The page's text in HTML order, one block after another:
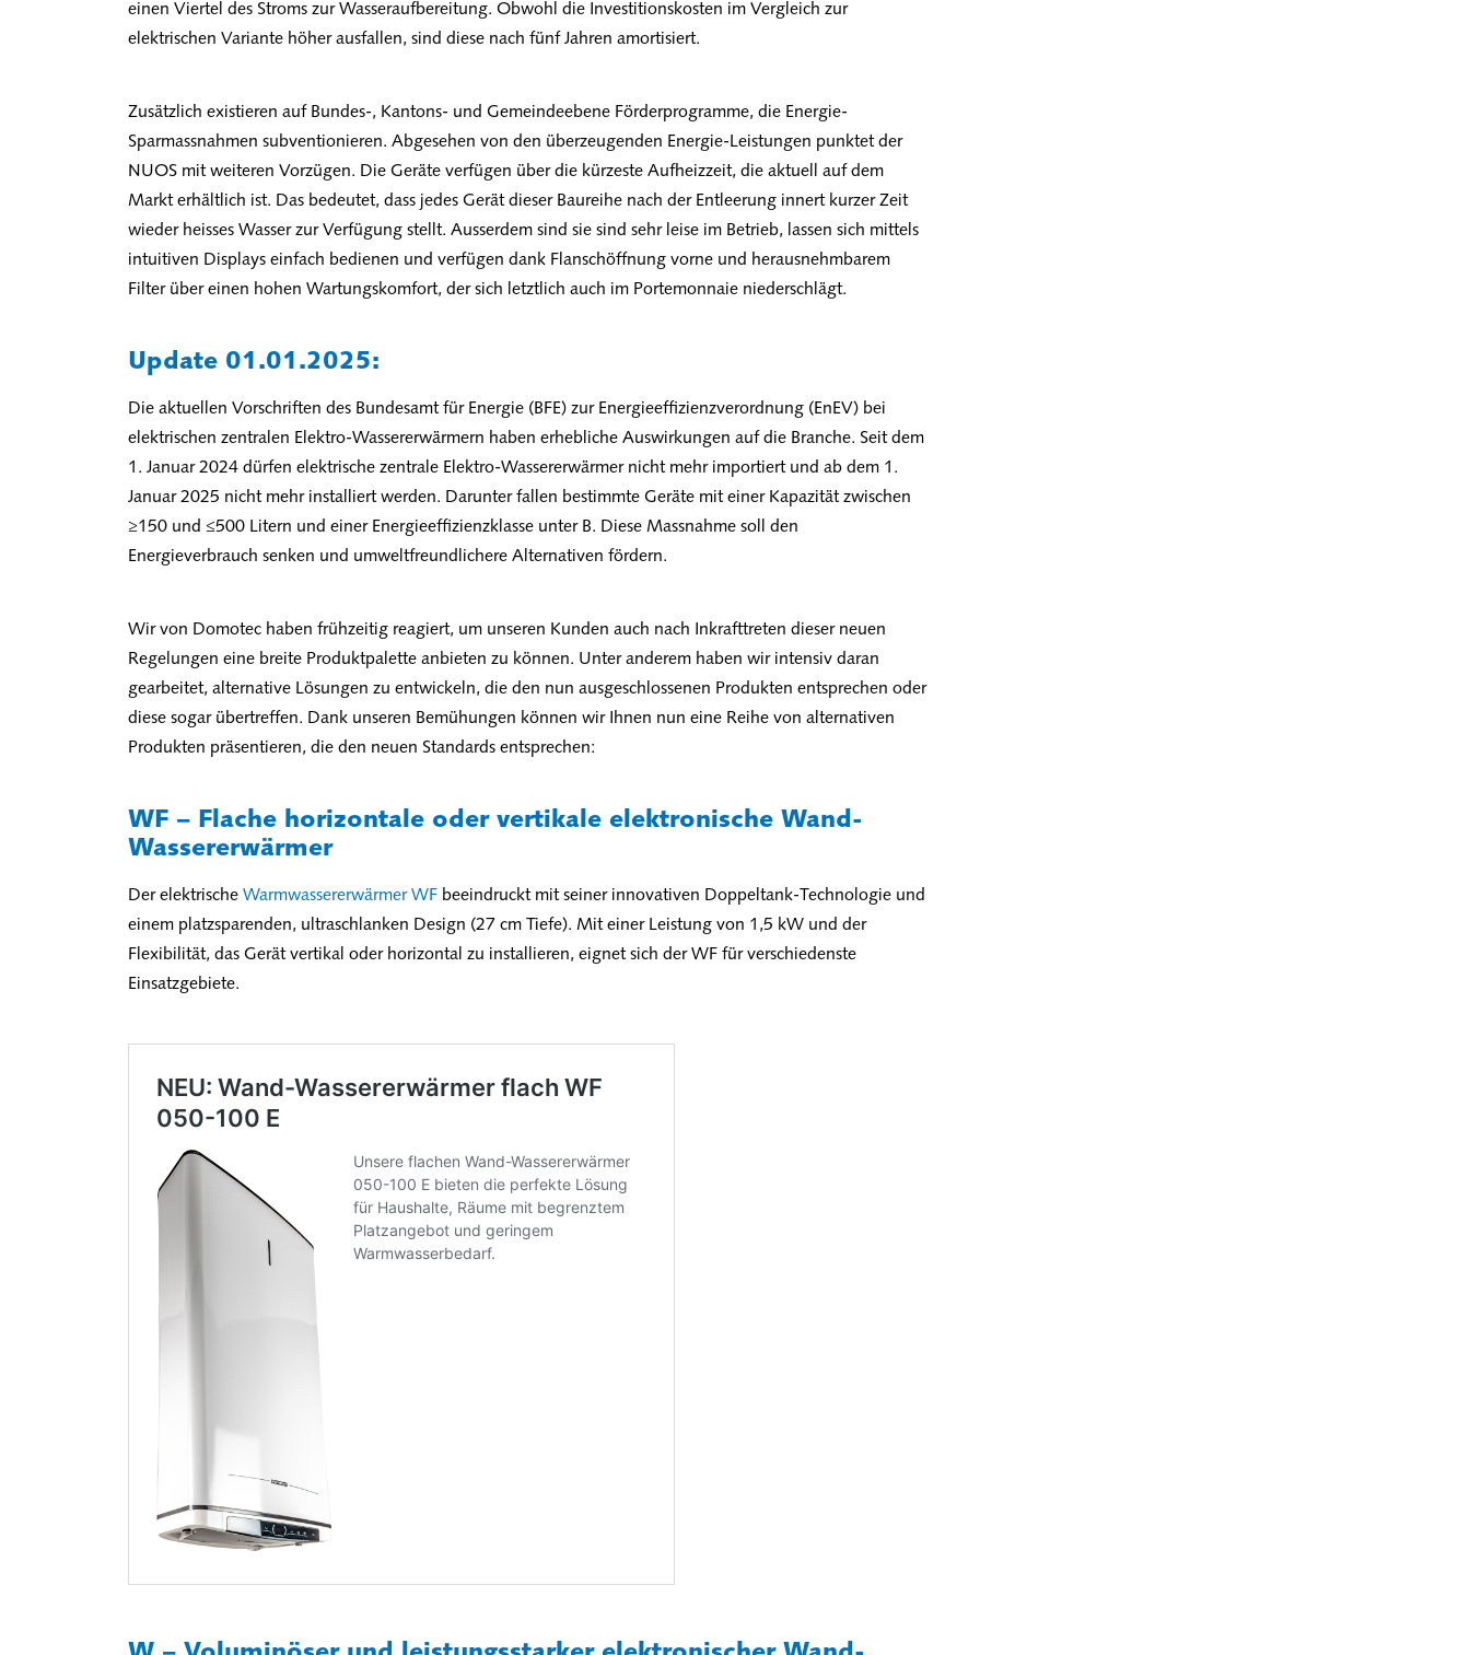
einen Viertel des Stroms zur Wasseraufbereitung. Obwohl die Investitionskosten im Vergleich zur
elektrischen Variante höher ausfallen, sind diese nach fünf Jahren amortisiert.
Zusätzlich existieren auf Bundes-, Kantons- und Gemeindeebene Förderprogramme, die Energie-
Sparmassnahmen subventionieren. Abgesehen von den überzeugenden Energie-Leistungen punktet der
NUOS mit weiteren Vorzügen. Die Geräte verfügen über die kürzeste Aufheizzeit, die aktuell auf dem
Markt erhältlich ist. Das bedeutet, dass jedes Gerät dieser Baureihe nach der Entleerung innert kurzer Zeit
wieder heisses Wasser zur Verfügung stellt. Ausserdem sind sie sind sehr leise im Betrieb, lassen sich mittels
intuitiven Displays einfach bedienen und verfügen dank Flanschöffnung vorne und herausnehmbarem
Filter über einen hohen Wartungskomfort, der sich letztlich auch im Portemonnaie niederschlägt.
Update 01.01.2025:
Die aktuellen Vorschriften des Bundesamt für Energie (BFE) zur Energieeffizienzverordnung (EnEV) bei
elektrischen zentralen Elektro-Wassererwärmern haben erhebliche Auswirkungen auf die Branche. Seit dem
1. Januar 2024 dürfen elektrische zentrale Elektro-Wassererwärmer nicht mehr importiert und ab dem 1.
Januar 2025 nicht mehr installiert werden. Darunter fallen bestimmte Geräte mit einer Kapazität zwischen
≥150 und ≤500 Litern und einer Energieeffizienzklasse unter B. Diese Massnahme soll den
Energieverbrauch senken und umweltfreundlichere Alternativen fördern.
Wir von Domotec haben frühzeitig reagiert, um unseren Kunden auch nach Inkrafttreten dieser neuen
Regelungen eine breite Produktpalette anbieten zu können. Unter anderem haben wir intensiv daran
gearbeitet, alternative Lösungen zu entwickeln, die den nun ausgeschlossenen Produkten entsprechen oder
diese sogar übertreffen. Dank unseren Bemühungen können wir Ihnen nun eine Reihe von alternativen
Produkten präsentieren, die den neuen Standards entsprechen:
WF − Flache horizontale oder vertikale elektronische Wand-
Wassererwärmer
Der elektrische Warmwassererwärmer WF beeindruckt mit seiner innovativen Doppeltank-Technologie und
einem platzsparenden, ultraschlanken Design (27 cm Tiefe). Mit einer Leistung von 1,5 kW und der
Flexibilität, das Gerät vertikal oder horizontal zu installieren, eignet sich der WF für verschiedenste
Einsatzgebiete.